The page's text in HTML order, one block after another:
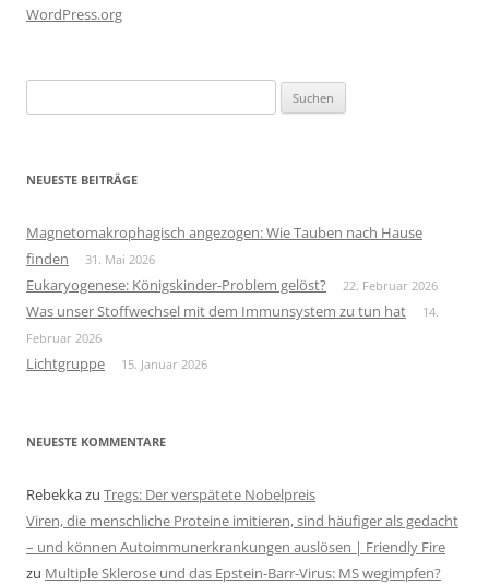
WordPress.org
nach:
NEUESTE BEITRÄGE
Magnetomakrophagisch angezogen: Wie Tauben nach Hause
finden
31. Mai 2026
Eukaryogenese: Königskinder-Problem gelöst? 22. Februar 2026
Was unser Stoffwechsel mit dem Immunsystem zu tun hat
14.
Februar 2026
Lichtgruppe 15. Januar 2026
NEUESTE KOMMENTARE
Rebekkazu Tregs: Der verspätete Nobelpreis
Viren, die menschliche Proteine imitieren, sind häufiger als gedacht
– und können Autoimmunerkrankungen auslösen | Friendly Fire
zu Multiple Sklerose und das Epstein-Barr-Virus: MS wegimpfen?